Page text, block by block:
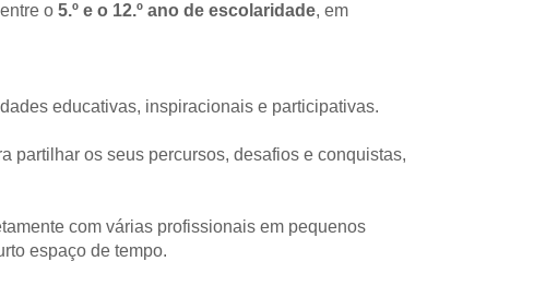
o 5.º e o 12.º ano de escolaridade, em
educativas, inspiracionais e participativas.
partilhar os seus percursos, desafios e conquistas,
com várias profissionais em pequenos
espaço de tempo.